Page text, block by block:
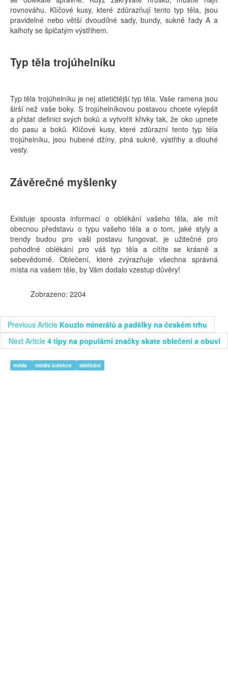
rovnováhu. Klíčové kusy, které zdůrazňují tento typ těla, jsou
pravidelné nebo větší dvoudílné sady, bundy, sukně řady A a
kalhoty se špičatým výstřihem.
Typ těla trojúhelníku
Typ těla trojúhelníku je nej atletičtější typ těla. Vaše ramena jsou
širší než vaše boky. S trojúhelníkovou postavou chcete vylepšit
a přidat definici svých boků a vytvořit křivky tak, že oko upnete
do pasu a boků. Klíčové kusy, které zdůrazní tento typ těla
trojúhelníku, jsou hubené džíny, plná sukně, výstřihy a dlouhé
vesty.
Závěrečné myšlenky
Existuje spousta informací o oblékání vašeho těla, ale mít
obecnou představu o typu vašeho těla a o tom, jaké styly a
trendy budou pro vaši postavu fungovat, je užitečné pro
pohodlné oblékání pro váš typ těla a cítíte se krásně a
sebevědomě. Oblečení, které zvýrazňuje všechna správná
místa na vašem těle, by Vám dodalo vzestup důvěry!
Zobrazeno: 2204
Previous Article Kouzlo minerálů a padělky na českém trhu
Next Article 4 tipy na populární značky skate oblečení a obuvi
móda módní kolekce oblékání